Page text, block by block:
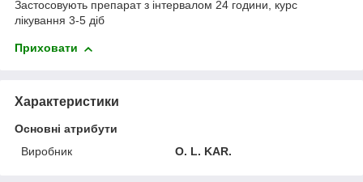
Застосовують препарат з інтервалом 24 години, курс
лікування 3-5 діб
Приховати
Характеристики
Основні атрибути
Виробник
O. L. KAR.